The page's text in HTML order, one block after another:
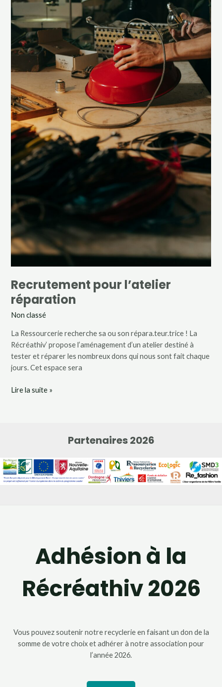
Recrutement pour l’atelier
réparation
Non classé
La Ressourcerie recherche sa ou son répara.teur.trice ! La
Récréathiv’ propose l’aménagement d’un atelier destiné à
tester et réparer les nombreux dons qui nous sont fait chaque
jours. Cet espace sera
réparation
Lire la suite »
Partenaires 2026
Adhésion à la
Récréathiv 2026
Vous pouvez soutenir notre recyclerie en faisant un don de la
somme de votre choix et adhérer à notre association pour
l’année 2026.